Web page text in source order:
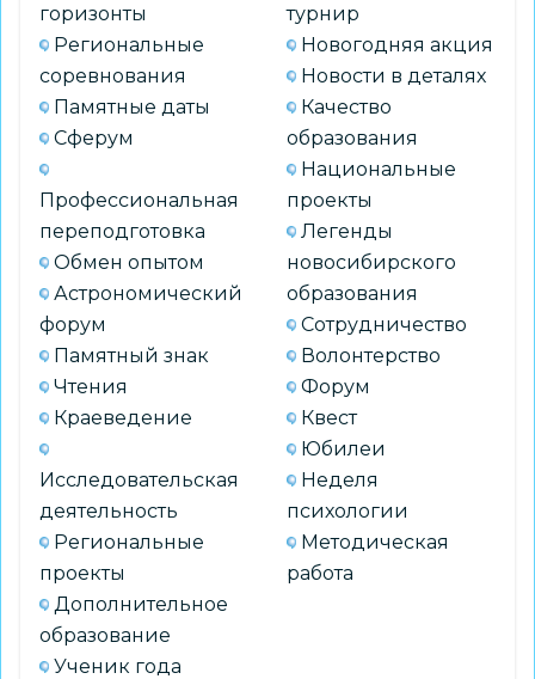
горизонты
Региональные
соревнования
Памятные даты
Сферум
Профессиональная
переподготовка
Обмен опытом
Астрономический
форум
Памятный знак
Чтения
Краеведение
Исследовательская
деятельность
Региональные
проекты
Дополнительное
образование
Ученик года
турнир
Новогодняя акция
Новости в деталях
Качество
образования
Национальные
проекты
Легенды
новосибирского
образования
Сотрудничество
Волонтерство
Форум
Квест
Юбилеи
Неделя
психологии
Методическая
работа